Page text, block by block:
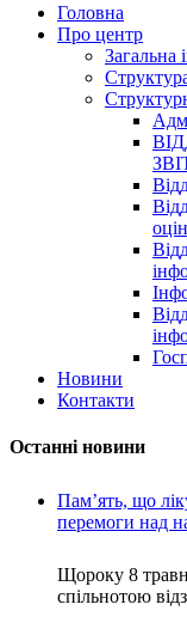
Головна
Про центр
Загальна
Новини
Контакти
Останні новини
Пам’ять, що
перемоги над
Щороку 8
спільнотою